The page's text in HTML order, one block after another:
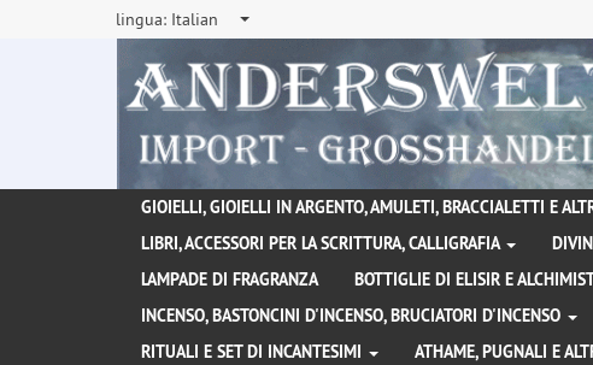
lingua: Italian
GIOIELLI, GIOIELLI IN ARGENTO, AMULETI, BRACCIALETTI E
LIBRI, ACCESSORI PER LA SCRITTURA, CALLIGRAFIA
LAMPADE DI FRAGRANZA
BOTTIGLIE DI ELISIR E
INCENSO, BASTONCINI D'INCENSO, BRUCIATORI D'INCENSO
RITUALI E SET DI INCANTESIMI
ATHAME, PUGNALI E